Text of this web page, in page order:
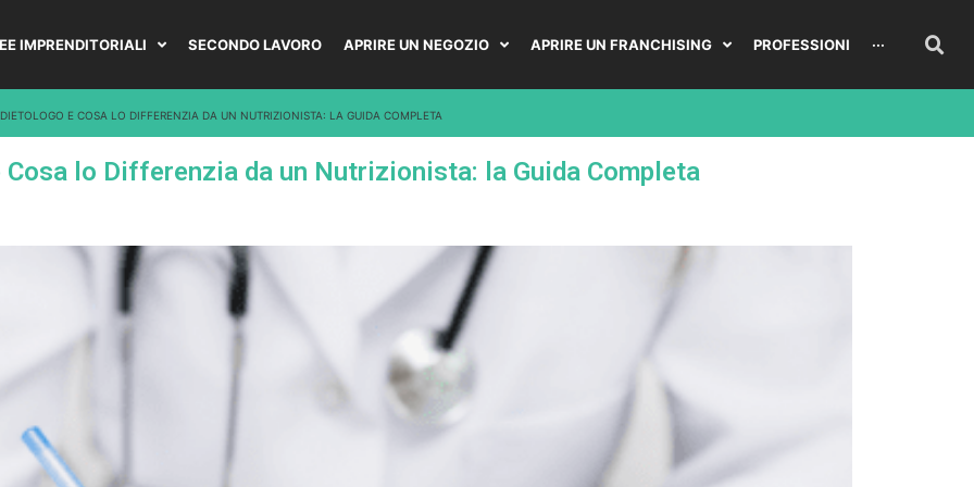
IMPRENDITORIALI SECONDO LAVORO APRIRE UN NEGOZIO APRIRE UN FRANCHISING PROFESSIONI ···
E COSA LO DIFFERENZIA DA UN NUTRIZIONISTA: LA GUIDA COMPLETA
lo Differenzia da un Nutrizionista: la Guida Completa